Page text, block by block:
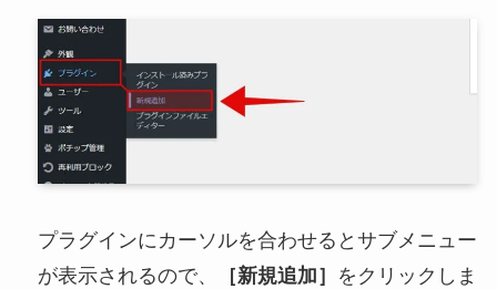
プラグインにカーソルを合わせるとサブメニュー
が表示されるので、
［新規追加］
をクリックしま